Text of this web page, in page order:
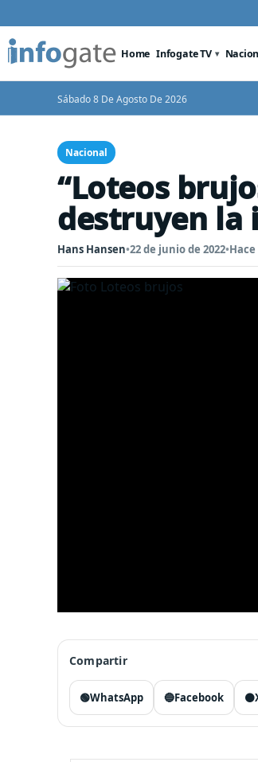
Home Infogate TV
Sábado 8 De Agosto De 2026
Nacional
“Loteos
destruyen la
Hans Hansen•22 de junio de 2022•
Compartir
🟢WhatsApp 🔵Facebook ⚫